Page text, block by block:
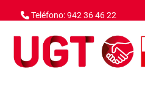
Teléfono: 942 36 46 22